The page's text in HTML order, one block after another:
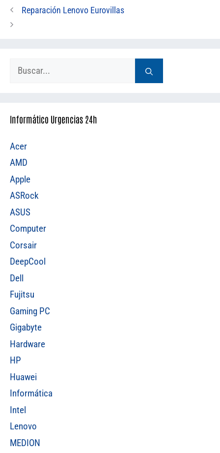
Reparación Lenovo Eurovillas
Informático Urgencias 24h
Acer
AMD
Apple
ASRock
ASUS
Computer
Corsair
DeepCool
Dell
Fujitsu
Gaming PC
Gigabyte
Hardware
HP
Huawei
Informática
Intel
Lenovo
MEDION